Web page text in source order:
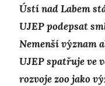
Ústí nad Labem
UJEP podepsat
Nemenší význam
UJEP spatřuje ve
rozvoje zoo jako